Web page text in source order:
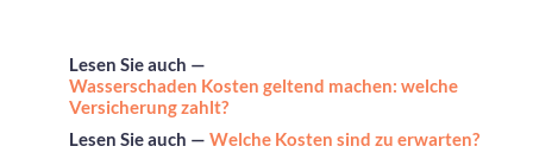
Lesen Sie auch —
Wasserschaden Kosten geltend machen: welche
Versicherung zahlt?
Lesen Sie auch — Welche Kosten sind zu erwarten?